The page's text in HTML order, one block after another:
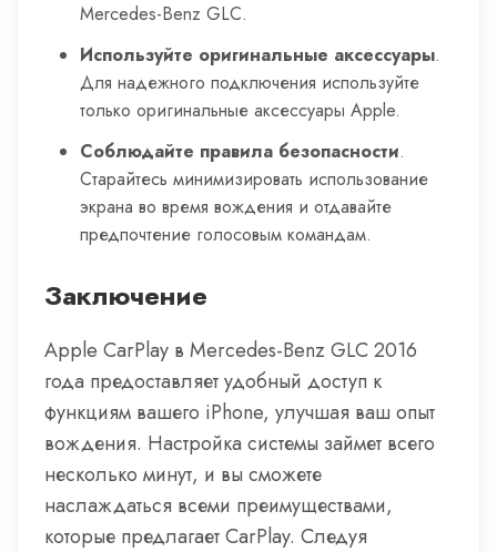
Mercedes-Benz GLC.
Используйте оригинальные аксессуары.
Для надежного подключения используйте
только оригинальные аксессуары Apple.
Соблюдайте правила безопасности.
Старайтесь минимизировать использование
экрана во время вождения и отдавайте
предпочтение голосовым командам.
Заключение
Apple CarPlay в Mercedes-Benz GLC 2016
года предоставляет удобный доступ к
функциям вашего iPhone, улучшая ваш опыт
вождения. Настройка системы займет всего
несколько минут, и вы сможете
наслаждаться всеми преимуществами,
которые предлагает CarPlay. Следуя